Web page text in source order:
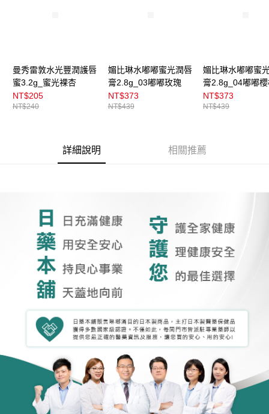
2.基於同意付款使用「大哥付你分期」之契約關係目的，商店將以您的個人
資料（包含姓名、電話或地址）提供予台灣大哥大進項蒐集、處理及利用，
由本公司與您本人進行分期帳單所需資料之確認、核對及更正。
3.完整用戶服務條款，請詳閱以下連結：
https://oppay.tw/userRule
宅配
每筆NT$100，滿NT$899(含以上)免運費
曼秀雷敦水光豐潤護唇
蜜3.2g_蜜光裸杏
NT$205
NT$240
媚比琳水嘟嘟蜜光潤唇
膏2.8g_03嘟嘟玫瑰
NT$373
NT$439
媚比琳水嘟嘟蜜
膏2.8g_04嘟嘟
NT$373
NT$439
詳細說明 相關推薦